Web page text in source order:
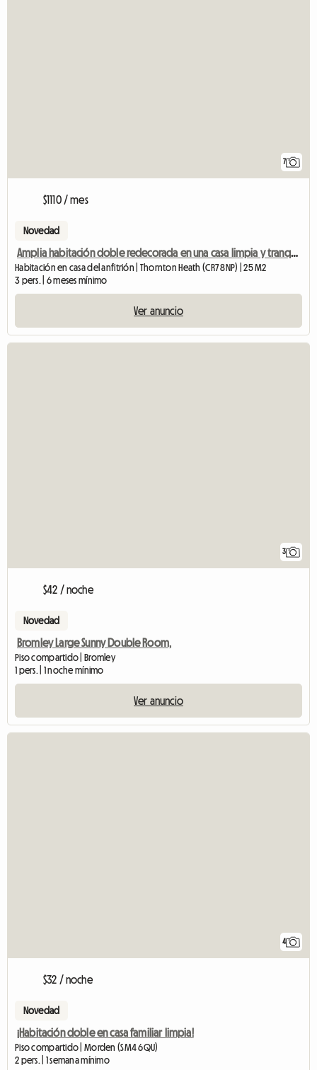
7
$1110 / mes
Novedad
Amplia habitación doble redecorada en una casa limpia y tranquila.
Habitación en casa del anfitrión | Thornton Heath (CR7 8NP) | 25 M2
3 pers. | 6 meses mínimo
Ver anuncio
3
$42 / noche
Novedad
Bromley Large Sunny Double Room,
Piso compartido | Bromley
1 pers. | 1 noche mínimo
Ver anuncio
4
$32 / noche
Novedad
¡Habitación doble en casa familiar limpia!
Piso compartido | Morden (SM4 6QU)
2 pers. | 1 semana mínimo